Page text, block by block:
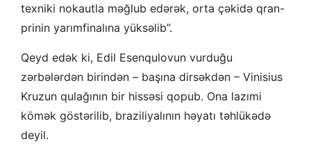
texniki nokautla məğlub edərək, orta çəkidə qran-
prinin yarımfinalına yüksəlib”.
Qeyd edək ki, Edil Esenqulovun vurduğu
zərbələrdən birindən – başına dirsəkdən – Vinisius
Kruzun qulağının bir hissəsi qopub. Ona lazımi
kömək göstərilib, braziliyalının həyatı təhlükədə
deyil.